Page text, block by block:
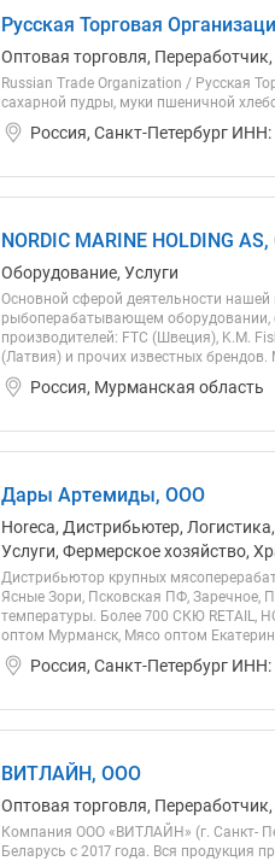
Русская Торговая
Оптовая торговля,
Russian Trade Organization / Русская
сахарной пудры, муки пшеничной
Россия, Санкт-Петербург
NORDIC MARINE HOLDING
Оборудование, Услуги
Основной сферой деятельности
рыбоперабатывающем оборудовании,
производителей: FTC (Швеция), K.M.
(Латвия) и прочих известных
Россия, Мурманская область
Дары Артемиды, ООО
Horeca, Дистрибьютер,
Услуги, Фермерское хозяйство,
Дистрибьютор крупных
Ясные Зори, Псковская ПФ, Заречное,
температуры. Более 700 СКЮ RETAIL,
оптом Мурманск, Мясо оптом
Россия, Санкт-Петербург ИНН:
ВИТЛАЙН, ООО
Оптовая торговля,
Компания ООО «ВИТЛАЙН» (г. Санкт-
Беларусь с 2017 года. Вся продукция